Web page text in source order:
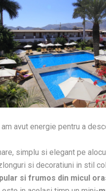
am avut energie pentru a
simplu si elegant pe
si decoratiuni in stil
si frumos din micul